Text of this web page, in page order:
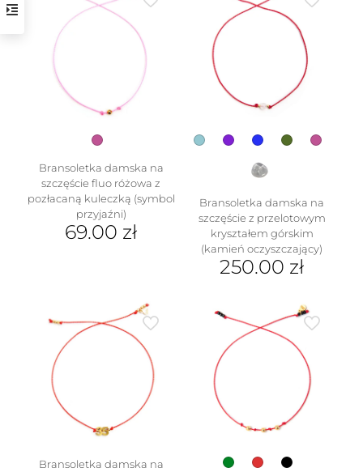
wiele
wariantów.
stronie
Bransoletka damska na
szczęście fluo różowa z
pozłacaną kuleczką (symbol
przyjaźni)
69.00 zł
Bransoletka damska na
szczęście z przelotowym
kryształem górskim
(kamień oczyszczający)
250.00 zł
produkt
ma
wiele
wariantów.
stronie
Bransoletka damska na